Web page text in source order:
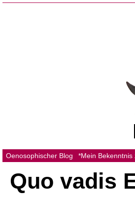
Oenosophischer Blog *Mein Bekenntnis
Quo vadis